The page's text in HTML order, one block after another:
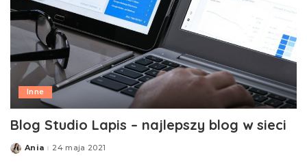
Inne
Blog Studio Lapis – najlepszy blog w sieci
Posted
Ania 24 maja 2021